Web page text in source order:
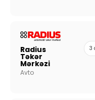
Radius
Təkər
Mərkəzi
Avto
3